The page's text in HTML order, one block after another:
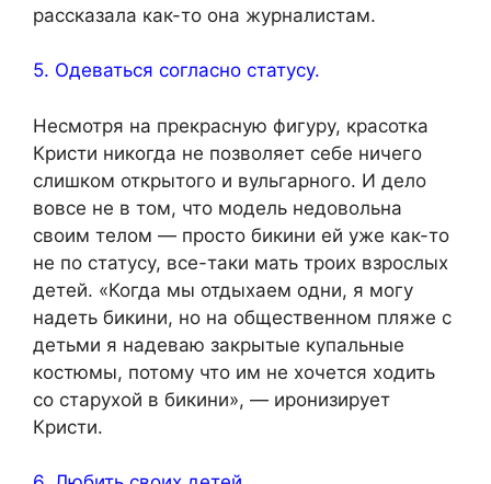
рассказала как-то она журналистам.
5. Одеваться согласно статусу.
Несмотря на прекрасную фигуру, красотка
Кристи никогда не позволяет себе ничего
слишком открытого и вульгарного. И дело
вовсе не в том, что модель недовольна
своим телом — просто бикини ей уже как-то
не по статусу, все-таки мать троих взрослых
детей. «Когда мы отдыхаем одни, я могу
надеть бикини, но на общественном пляже с
детьми я надеваю закрытые купальные
костюмы, потому что им не хочется ходить
со старухой в бикини», — иронизирует
Кристи.